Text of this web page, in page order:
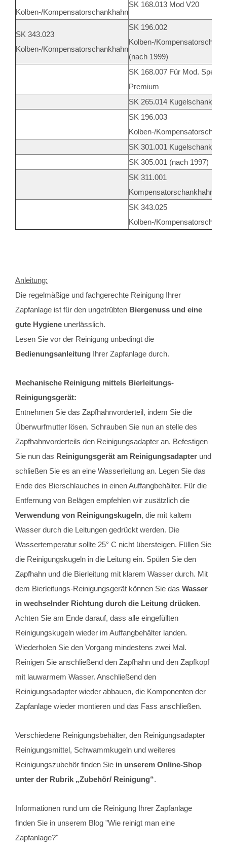
Kolben-/Kompensatorschankhahn
SK 168.013 Mod V20
SK 343.023
Kolben-/Kompensatorschankhahn
SK 196.002
Kolben-/
(nach 1999)
SK 168.007 Für Mod.
Premium
SK 265.014
SK 196.003
Kolben-/
SK 301.001
SK 305.001 (nach 1997)
SK 311.001
Kompensatorschankhahn
SK 343.025
Kolben-/
Anleitung:
Die regelmäßige und fachgerechte Reinigung Ihrer
Zapfanlage ist für den ungetrübten Biergenuss und eine
gute Hygiene unerlässlich.
Lesen Sie vor der Reinigung unbedingt die
Bedienungsanleitung Ihrer Zapfanlage durch.
Mechanische Reinigung mittels Bierleitungs-
Reinigungsgerät:
Entnehmen Sie das Zapfhahnvorderteil, indem Sie die
Überwurfmutter lösen. Schrauben Sie nun an stelle des
Zapfhahnvorderteils den Reinigungsadapter an. Befestigen
Sie nun das Reinigungsgerät am Reinigungsadapter und
schließen Sie es an eine Wasserleitung an. Legen Sie das
Ende des Bierschlauches in einen Auffangbehälter. Für die
Entfernung von Belägen empfehlen wir zusätzlich die
Verwendung von Reinigungskugeln, die mit kaltem
Wasser durch die Leitungen gedrückt werden. Die
Wassertemperatur sollte 25° C nicht übersteigen. Füllen Sie
die Reinigungskugeln in die Leitung ein. Spülen Sie den
Zapfhahn und die Bierleitung mit klarem Wasser durch. Mit
dem Bierleitungs-Reinigungsgerät können Sie das Wasser
in wechselnder Richtung durch die Leitung drücken.
Achten Sie am Ende darauf, dass alle eingefüllten
Reinigungskugeln wieder im Auffangbehälter landen.
Wiederholen Sie den Vorgang mindestens zwei Mal.
Reinigen Sie anschließend den Zapfhahn und den Zapfkopf
mit lauwarmem Wasser. Anschließend den
Reinigungsadapter wieder abbauen, die Komponenten der
Zapfanlage wieder montieren und das Fass anschließen.
Verschiedene Reinigungsbehälter, den Reinigungsadapter
Reinigungsmittel, Schwammkugeln und weiteres
Reinigungszubehör finden Sie in unserem Online-Shop
unter der Rubrik „Zubehör/ Reinigung“.
Informationen rund um die Reinigung Ihrer Zapfanlage
finden Sie in unserem Blog "Wie reinigt man eine
Zapfanlage?"